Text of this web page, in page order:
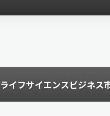
ライフサイエンスビジネス